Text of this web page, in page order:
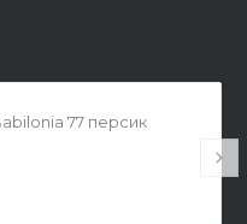
77 персик